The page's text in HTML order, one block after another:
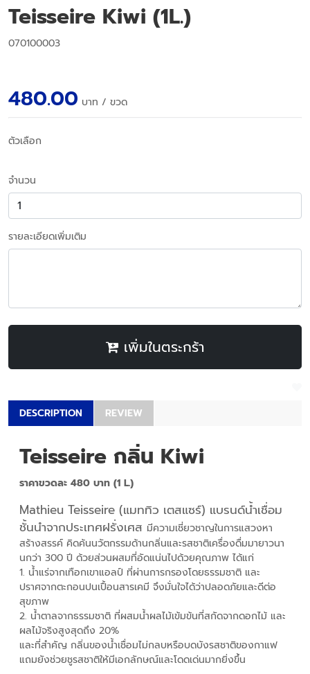
Teisseire Kiwi (1L.)
070100003
480.00 บาท / ขวด
ตัวเลือก
จำนวน
รายละเอียดเพิ่มเติม
เพิ่มในตระกร้า
DESCRIPTION REVIEW
Teisseire กลิ่น Kiwi
ราคาขวดละ 480 บาท (1 L.)
Mathieu Teisseire (แมททิว เตสแซร์) แบรนด์น้ำเชื่อม
ชั้นนำจากประเทศฝรั่งเศส มีความเชี่ยวชาญในการแสวงหา
สร้างสรรค์ คิดค้นนวัตกรรมด้านกลิ่นและรสชาติเครื่องดื่มมายาวนา
นกว่า 300 ปี ด้วยส่วนผสมที่อัดแน่นไปด้วยคุณภาพ ได้แก่
1. น้ำแร่จากเทือกเขาแอลป์ ที่ผ่านการกรองโดยธรรมชาติ และ
ปราศจากตะกอนปนเปื้อนสารเคมี จึงมั่นใจได้ว่าปลอดภัยและดีต่อ
สุขภาพ
2. น้ำตาลจากธรรมชาติ ที่ผสมน้ำผลไม้เข้มข้นที่สกัดจากดอกไม้ และ
ผลไม้จริงสูงสุดถึง 20%
และที่สำคัญ กลิ่นของน้ำเชื่อมไม่กลบหรือบดบังรสชาติของกาแฟ
แถมยังช่วยชูรสชาติให้มีเอกลักษณ์และโดดเด่นมากยิ่งขึ้น